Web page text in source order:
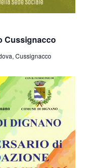
Cussignacco
Cussignacco